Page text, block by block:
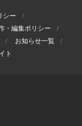
シー
・編集ポリシー
お知らせ一覧
ト